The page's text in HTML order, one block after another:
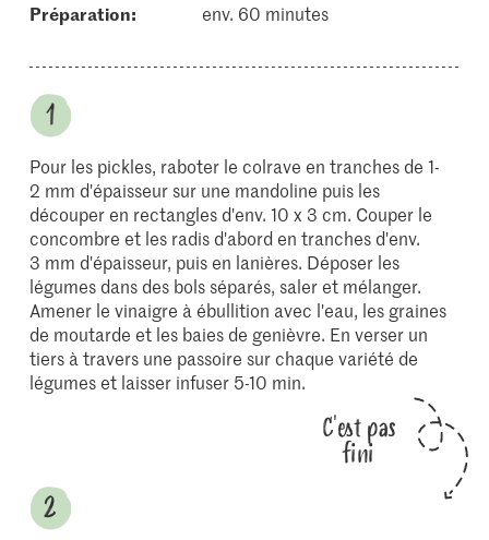
Préparation: env. 60 minutes
Pour les pickles, raboter le colrave en tranches de 1-
2 mm d'épaisseur sur une mandoline puis les
découper en rectangles d'env. 10 x 3 cm. Couper le
concombre et les radis d'abord en tranches d'env.
3 mm d'épaisseur, puis en lanières. Déposer les
légumes dans des bols séparés, saler et mélanger.
Amener le vinaigre à ébullition avec l'eau, les graines
de moutarde et les baies de genièvre. En verser un
tiers à travers une passoire sur chaque variété de
légumes et laisser infuser 5-10 min.
C'est pas
fini